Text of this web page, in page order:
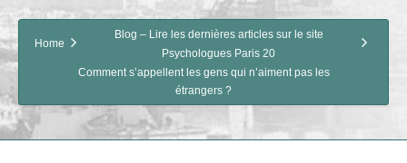
Home
Blog – Lire les dernières articles sur le site
Psychologues Paris 20
Comment s’appellent les gens qui n’aiment pas les
étrangers ?